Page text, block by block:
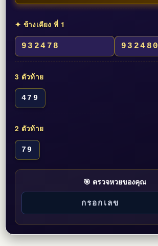
✦ ข้างเคียง ที่ 1
932478 932480
3 ตัวท้าย
479
2 ตัวท้าย
79
🎯 ตรวจหวยของคุณ